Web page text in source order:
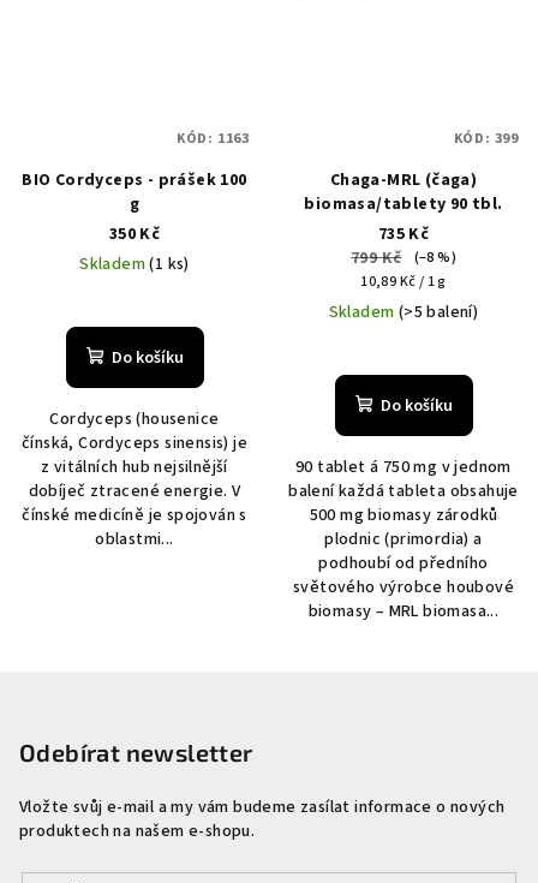
BIO Cordyceps - prášek 100
g
350 Kč
Skladem(1 ks)
Do košíku
Cordyceps (housenice
čínská, Cordyceps sinensis) je
z vitálních hub nejsilnější
dobíječ ztracené energie. V
čínské medicíně je spojován s
oblastmi...
KÓD: 1163
Chaga-MRL (čaga)
biomasa/tablety 90 tbl.
735 Kč
799 Kč
(–8 %)
Měrná
cena:
10,89 Kč / 1 g
Skladem (>5 balení)
Do košíku
90 tablet á 750 mg v jednom
balení každá tableta obsahuje
500 mg biomasy zárodků
plodnic (primordia) a
podhoubí od předního
světového výrobce houbové
biomasy – MRL biomasa...
KÓD: 399
Odebírat newsletter
Vložte svůj e-mail a my vám budeme zasílat informace o nových
produktech na našem e-shopu.